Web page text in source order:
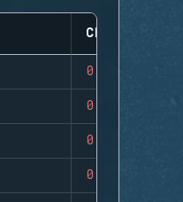
CLUTCHES
0
0
0
0